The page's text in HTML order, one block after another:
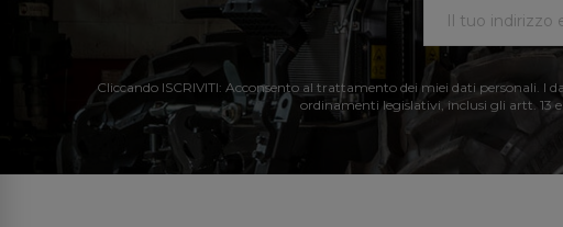
Cliccando ISCRIVITI: Acconsento al trattamento dei miei dati personali.
ordinamenti legislativi, inclusi gli artt. 13